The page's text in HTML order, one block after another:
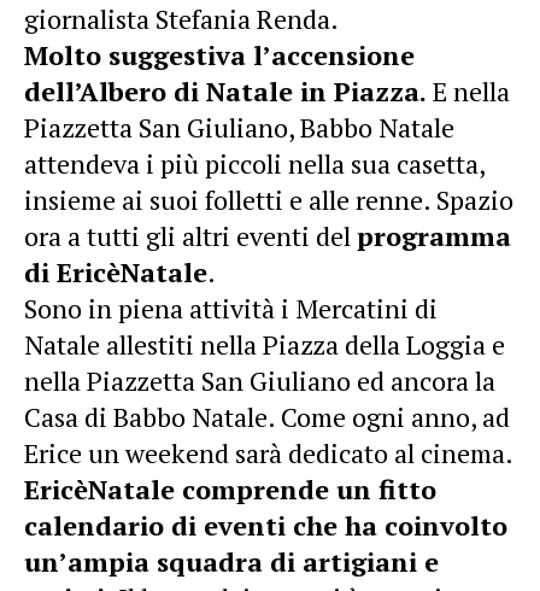
giornalista Stefania Renda.
Molto suggestiva l’accensione
dell’Albero di Natale in Piazza. E nella
Piazzetta San Giuliano, Babbo Natale
attendeva i più piccoli nella sua casetta,
insieme ai suoi folletti e alle renne. Spazio
ora a tutti gli altri eventi delprogramma
di EricèNatale.
Sono in piena attività i Mercatini di
Natale allestiti nella Piazza della Loggia e
nella Piazzetta San Giuliano ed ancora la
Casa di Babbo Natale. Come ogni anno, ad
Erice un weekend sarà dedicato al cinema.
EricèNatale comprende un fitto
calendario di eventi che ha coinvolto
un’ampia squadra di artigiani e